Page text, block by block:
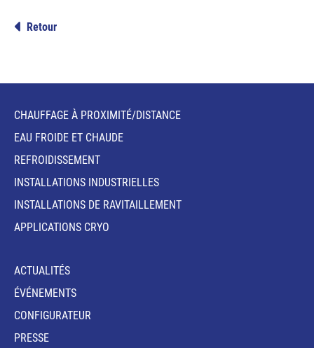
Retour
CHAUFFAGE À PROXIMITÉ/DISTANCE
EAU FROIDE ET CHAUDE
REFROIDISSEMENT
INSTALLATIONS INDUSTRIELLES
INSTALLATIONS DE RAVITAILLEMENT
APPLICATIONS CRYO
ACTUALITÉS
ÉVÉNEMENTS
CONFIGURATEUR
PRESSE